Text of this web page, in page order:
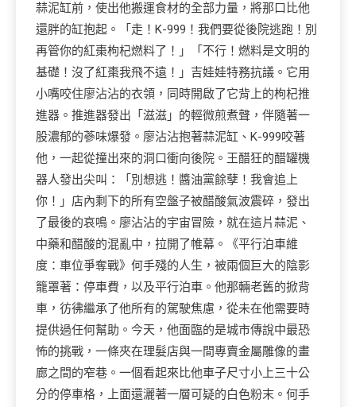
蒜泥缸前，使出他搬運食材的全部力量，將那口比他
還胖的缸抱起。「走！K-999！我們要從後院逃跑！別
再管你的紅棗枸杞燃料了！」「不行！燃料是文明的
基礎！沒了紅棗我飛不遠！」吉娃娃特務抗議。它用
小嘴咬住廖沾沾的衣領，同時開啟了它背上的枸杞推
進器。推進器發出「滋滋」的輕微煎煮聲，伴隨著一
股濃郁的蔘味爆發。廖沾沾抱著蒜泥缸、K-999咬著
他，一起從撞出來的洞口衝向後院。王醋狂的醋罐機
器人發出尖叫：「別想逃！醬油黨餘孽！我會追上
你！」店內剩下的所有空盤子被醋酸氣波震碎，發出
了最後的哀鳴。廖沾沾的宇宙冒險，就在這片蒜泥、
中藥和醋酸的混亂中，拉開了帷幕。《平行泊車維
度：車位爭奪戰》何手殘的人生，被兩個巨大的陰影
籠罩著：停車費，以及平行泊車。他那輛老舊的掀背
車，彷彿繼承了他所有的駕駛焦慮，從未在他需要時
提供過任何幫助。今天，他面臨的是城市傳說中最恐
怖的挑戰，一條夾在理髮店與一間專賣金屬雕像的畫
廊之間的窄巷。一個看起來比他車子尺寸小上三十公
分的停車格，上面還灑著一層可疑的白色粉末。何手